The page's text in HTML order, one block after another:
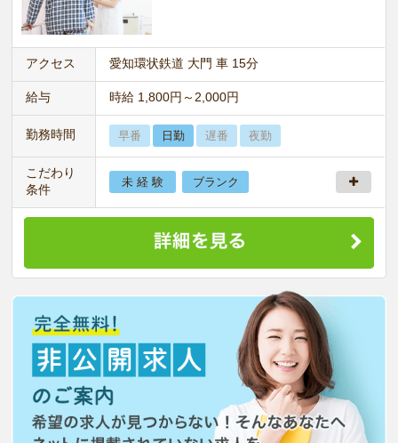
アクセス 愛知環状鉄道 大門 車 15分
給与 時給 1,800円～2,000円
勤務時間 早番 日勤 遅番 夜勤
こだわり
条件
未 経 験 ブランク